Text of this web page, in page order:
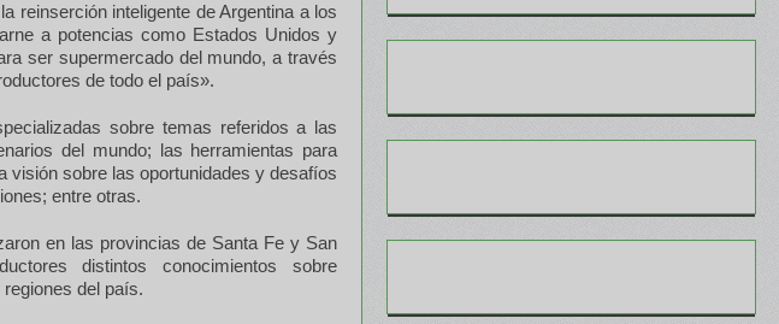
reinserción inteligente de Argentina a los
a potencias como Estados Unidos y
ser supermercado del mundo, a través
de todo el país».
sobre temas referidos a las
del mundo; las herramientas para
visión sobre las oportunidades y desafíos
entre otras.
en las provincias de Santa Fe y San
distintos conocimientos sobre
del país.